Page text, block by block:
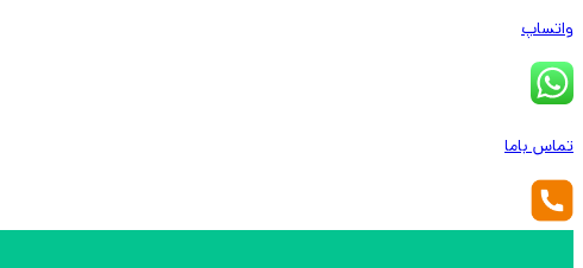
واتساپ
تماس باما